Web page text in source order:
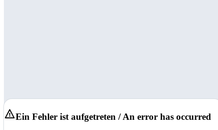
Ein Fehler ist aufgetreten / An error has occurred